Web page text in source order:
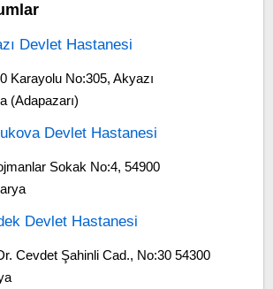
Devlet Hastanesi
Karayolu No:305, Akyazı
(Adapazarı)
Devlet Hastanesi
Sokak No:4, 54900
Devlet Hastanesi
Cevdet Şahinli Cad., No:30 54300